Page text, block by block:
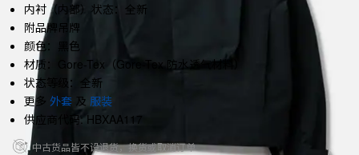
内衬（内部）状态：全新
附品牌吊牌
颜色：黑色
材质：Gore-Tex（Gore-Tex 防水透气材料）
状态等级：全新
更多 外套 及 服装
供应商代码: HBXAA117
中古货品皆不设退货，换货或取消订单